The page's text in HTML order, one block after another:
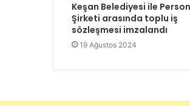
Keşan Belediyesi ile
Şirketi arasında toplu iş
sözleşmesi imzalandı
19 Ağustos 2024